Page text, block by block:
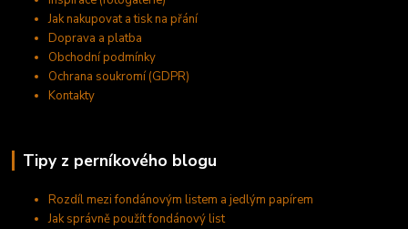
Jak nakupovat a tisk na přání
Doprava a platba
Obchodní podmínky
Ochrana soukromí (GDPR)
Kontakty
Tipy z perníkového blogu
Rozdíl mezi fondánovým listem a jedlým papírem
Jak správně použít fondánový list